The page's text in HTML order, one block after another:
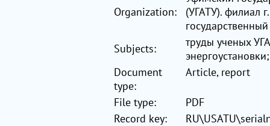
Organization:
(УГАТУ). филиал
Subjects:
труды ученых
Document
type:
Article, report
File type:
PDF
Record key: